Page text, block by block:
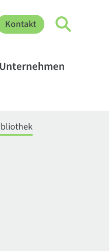
Kontakt
Unternehmen